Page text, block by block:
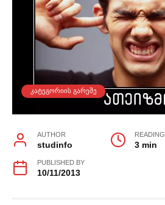
ᲙᲐᲢᲔᲒᲝᲠᲘᲘᲡ ᲒᲐᲠᲔᲨᲔ
AUTHOR
studinfo
READING
3 min
PUBLISHED BY
10/11/2013